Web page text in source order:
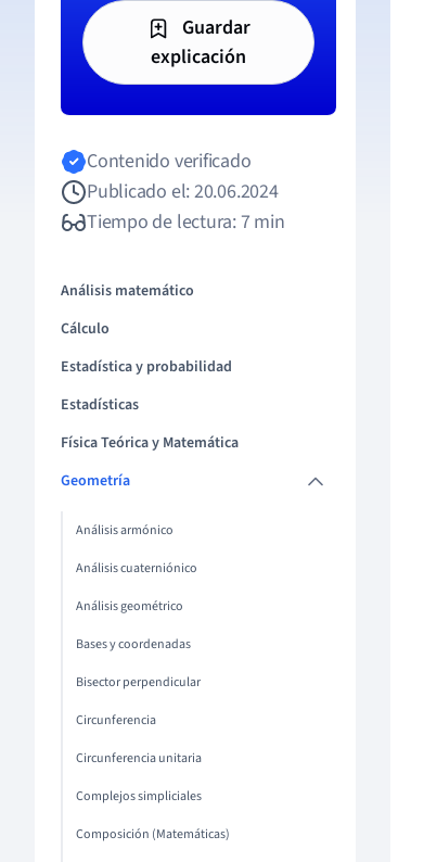
Guardar
explicación
Contenido verificado
Publicado el: 20.06.2024
Tiempo de lectura: 7 min
Análisis matemático
Cálculo
Estadística y probabilidad
Estadísticas
Física Teórica y Matemática
Geometría
Análisis armónico
Análisis cuaterniónico
Análisis geométrico
Bases y coordenadas
Bisector perpendicular
Circunferencia
Circunferencia unitaria
Complejos simpliciales
Composición (Matemáticas)